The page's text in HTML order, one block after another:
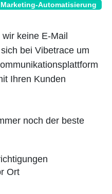
Marketing-Automatisierung
keine E-Mail
bei Vibetrace um
Ihren Kunden
noch der beste
Ort